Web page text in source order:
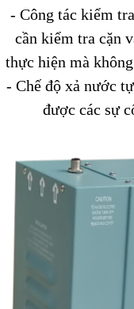
- Công tác kiểm
cần kiểm tra cặn
thực hiện mà
- Chế độ xả nước
được các sự